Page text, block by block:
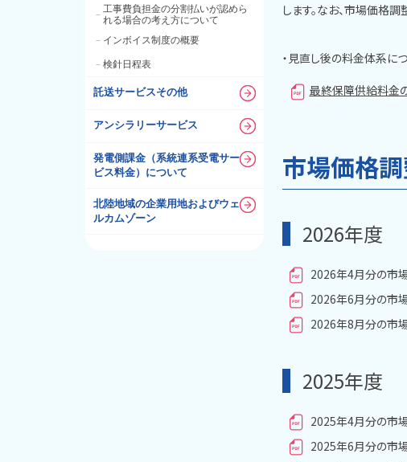
－ 工事費負担金の分割払いが認めら
れる場合の考え方について
－ インボイス制度の概要
－ 検針日程表
託送サービスその他
アンシラリーサービス
発電側課金（系統連系受電サー
ビス料金）について
北陸地域の企業用地およびウェ
ルカムゾーン
します。なお、市場価格
・見直し後の料金体系に
最終保障供給料金
市場価格
2026年度
2026年4月分の市
2026年6月分の市
2026年8月分の市
2025年度
2025年4月分の市
2025年6月分の市